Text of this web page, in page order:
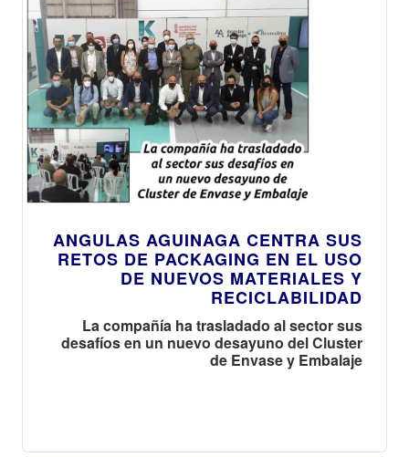
ANGULAS AGUINAGA CENTRA SUS
RETOS DE PACKAGING EN EL USO
DE NUEVOS MATERIALES Y
RECICLABILIDAD
La compañía ha trasladado al sector sus
desafíos en un nuevo desayuno del Cluster
de Envase y Embalaje